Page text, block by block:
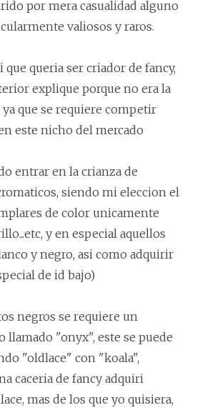
por mera casualidad alguno
valiosos y raros.
que queria ser criador de fancy,
explique porque no era la
que se requiere competir
este nicho del mercado
entrar en la crianza de
siendo mi eleccion el
de color unicamente
y en especial aquellos
y negro, asi como adquirir
de id bajo)
negros se requiere un
llamado "onyx", este se puede
"oldlace" con "koala",
caceria de fancy adquiri
mas de los que yo quisiera,